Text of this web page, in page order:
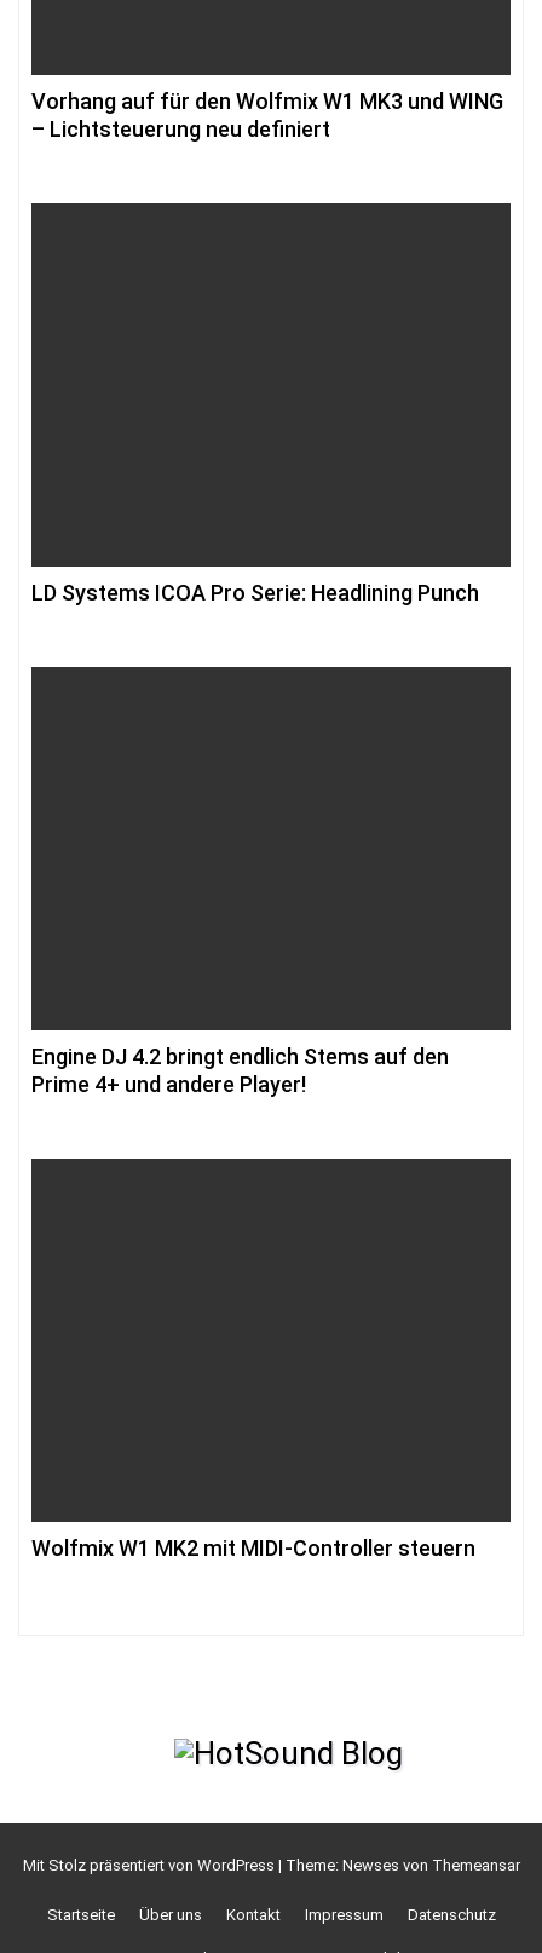
Vorhang auf für den Wolfmix W1 MK3 und WING
– Lichtsteuerung neu definiert
LD Systems ICOA Pro Serie: Headlining Punch
Engine DJ 4.2 bringt endlich Stems auf den
Prime 4+ und andere Player!
Wolfmix W1 MK2 mit MIDI-Controller steuern
Mit Stolz präsentiert von WordPress | Theme: Newses von Themeansar
Startseite Über uns Kontakt Impressum Datenschutz